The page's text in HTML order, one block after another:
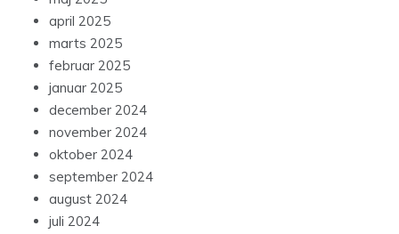
april 2025
marts 2025
februar 2025
januar 2025
december 2024
november 2024
oktober 2024
september 2024
august 2024
juli 2024